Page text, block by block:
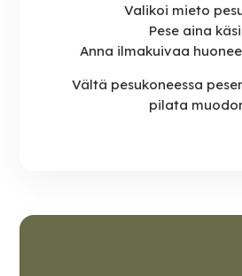
Valikoi mieto
Pese aina
Anna ilmakuivaa
Vältä pesukoneessa
pilata